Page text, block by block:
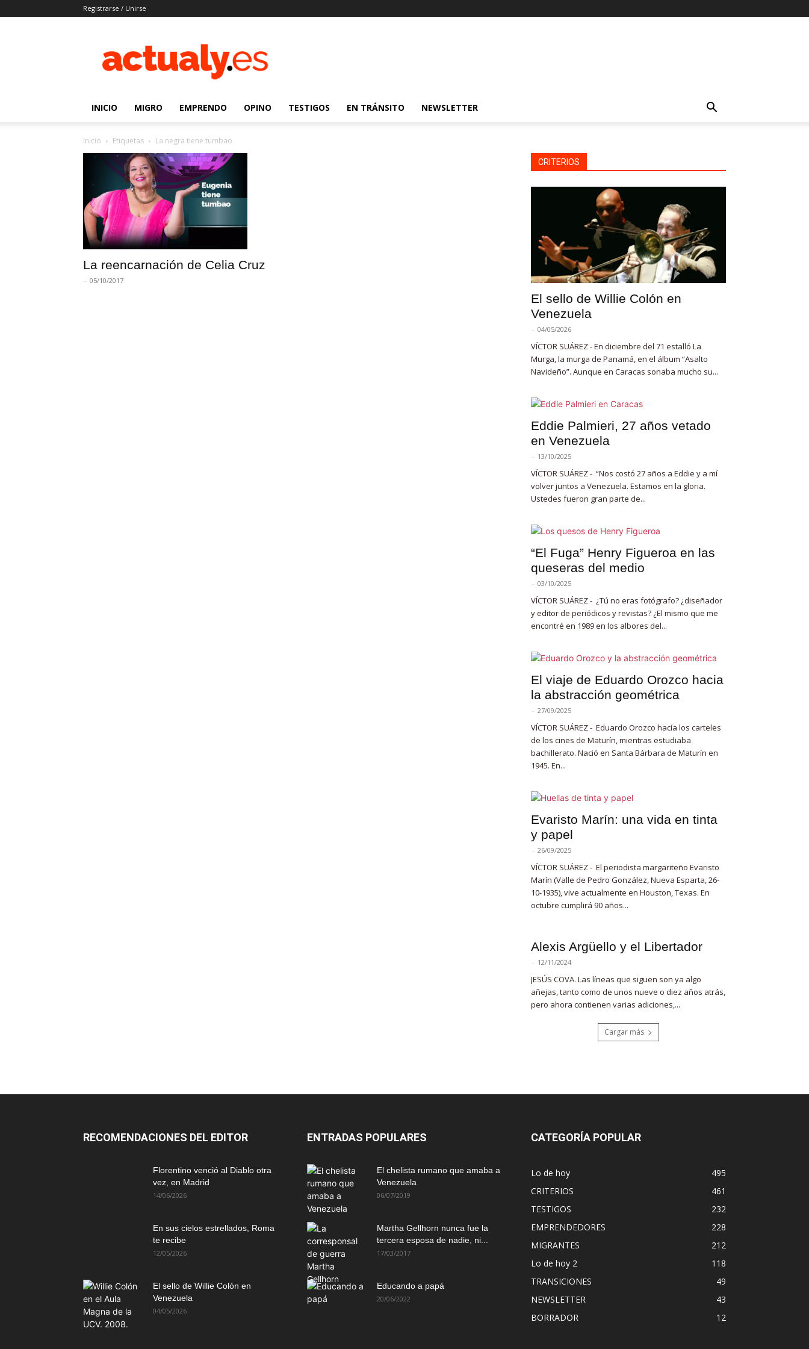
Registrarse / Unirse
|
Noticias
venezolanos
INICIO MIGRO EMPRENDO OPINO TESTIGOS EN TRÁNSITO NEWSLETTER
Inicio Etiquetas La negra tiene tumbao
La reencarnación de Celia Cruz
- 05/10/2017
CRITERIOS
El sello de Willie Colón en
Venezuela
- 04/05/2026
VÍCTOR SUÁREZ - En diciembre del 71 estalló La
Murga, la murga de Panamá, en el álbum “Asalto
Navideño”. Aunque en Caracas sonaba mucho su...
Eddie Palmieri, 27 años vetado
en Venezuela
- 13/10/2025
VÍCTOR SUÁREZ - “Nos costó 27 años a Eddie y a mí
volver juntos a Venezuela. Estamos en la gloria.
Ustedes fueron gran parte de...
“El Fuga” Henry Figueroa en las
queseras del medio
- 03/10/2025
VÍCTOR SUÁREZ - ¿Tú no eras fotógrafo? ¿diseñador
y editor de periódicos y revistas? ¿El mismo que me
encontré en 1989 en los albores del...
El viaje de Eduardo Orozco hacia
la abstracción geométrica
- 27/09/2025
VÍCTOR SUÁREZ - Eduardo Orozco hacía los carteles
de los cines de Maturín, mientras estudiaba
bachillerato. Nació en Santa Bárbara de Maturín en
1945. En...
Evaristo Marín: una vida en tinta
y papel
- 26/09/2025
VÍCTOR SUÁREZ - El periodista margariteño Evaristo
Marín (Valle de Pedro González, Nueva Esparta, 26-
10-1935), vive actualmente en Houston, Texas. En
octubre cumplirá 90 años...
Alexis Argüello y el Libertador
- 12/11/2024
JESÚS COVA. Las líneas que siguen son ya algo
añejas, tanto como de unos nueve o diez años atrás,
pero ahora contienen varias adiciones,...
Cargar más
RECOMENDACIONES DEL EDITOR
Florentino venció al Diablo otra
vez, en Madrid
14/06/2026
En sus cielos estrellados, Roma
te recibe
12/05/2026
El sello de Willie Colón en
Venezuela
04/05/2026
ENTRADAS POPULARES
El chelista rumano que amaba a
Venezuela
06/07/2019
Martha Gellhorn nunca fue la
tercera esposa de nadie, ni...
17/03/2017
Educando a papá
20/06/2022
CATEGORÍA POPULAR
Lo de hoy
495
CRITERIOS
461
TESTIGOS
232
EMPRENDEDORES
228
MIGRANTES
212
Lo de hoy 2
118
TRANSICIONES
49
NEWSLETTER
43
BORRADOR
12